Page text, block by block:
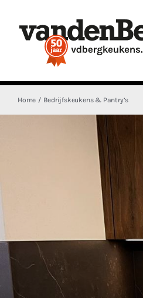
naar
inhoud
Home Bedrijfskeukens & Pantry’s